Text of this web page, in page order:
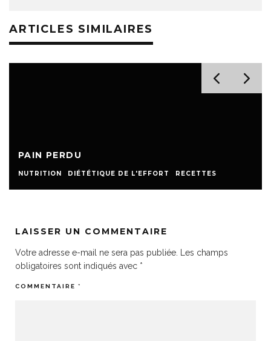
ARTICLES SIMILAIRES
PAIN PERDU
NUTRITION DIÉTÉTIQUE DE L'EFFORT RECETTES
LAISSER UN COMMENTAIRE
Votre adresse e-mail ne sera pas publiée.
Les champs
obligatoires sont indiqués avec *
COMMENTAIRE *